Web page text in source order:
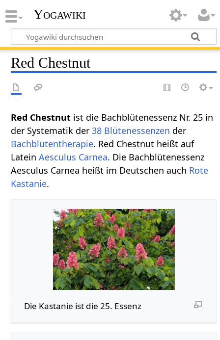
Yogawiki
Red Chestnut
Red Chestnut ist die Bachblütenessenz Nr. 25 in
der Systematik der38 Blütenessenzen der
Bachblütentherapie. Red Chestnut heißt auf
LateinAesculus Carnea. Die Bachblütenessenz
Aesculus Carnea heißt im Deutschen auch Rote
Kastanie.
Die Kastanie ist die 25. Essenz